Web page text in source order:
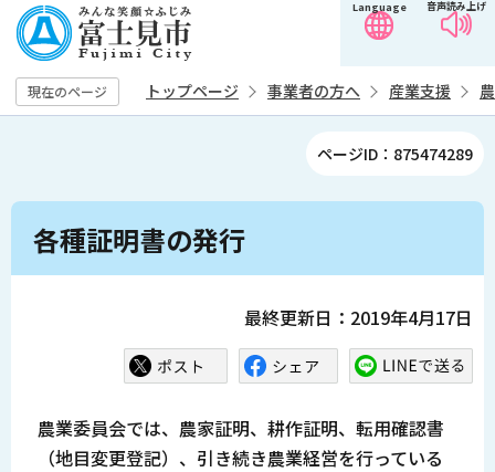
の
ペ
ー
す
音声読み上げ
Language
現在のページ トップページ 事業者の方へ 産業支援
ページID：875474289
本
各種証明書の発行
最終更新日：2019年4月17日
農業委員会では、農家証明、耕作証明、転用確認書
（地目変更登記）、引き続き農業経営を行っている